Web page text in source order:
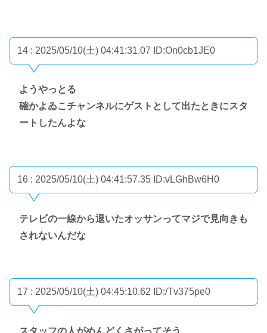
14 : 2025/05/10(土) 04:41:31.07 ID:On0cb1JE0
ようやっとる
確かよゐこチャンネルにゲストとして出たときにスタ
ートしたんよな
16 : 2025/05/10(土) 04:41:57.35 ID:vLGhBw6H0
テレビの一線から退いたオッサンってマジで見向きも
されないんだな
17 : 2025/05/10(土) 04:45:10.62 ID:/Tv375pe0